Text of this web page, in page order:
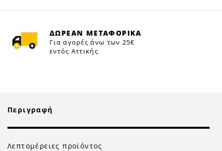
ΔΩΡΕΑΝ ΜΕΤΑΦΟΡΙΚΑ
Για αγορές άνω των 25€
εντός Αττικής
Περιγραφή
Λεπτομέρειες προϊόντος